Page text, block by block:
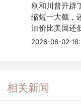
刚和川普开辟
缩短一大截，
油价比美国还
2026-06-02
相关新闻